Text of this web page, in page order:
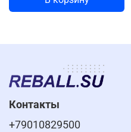
Контакты
+79010829500